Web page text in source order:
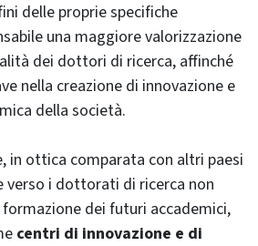
delle proprie specifiche
una maggiore valorizzazione
dei dottori di ricerca, affinché
nella creazione di innovazione e
della società.
in ottica comparata con altri paesi
verso i dottorati di ricerca non
dei futuri accademici,
centri di innovazione e di